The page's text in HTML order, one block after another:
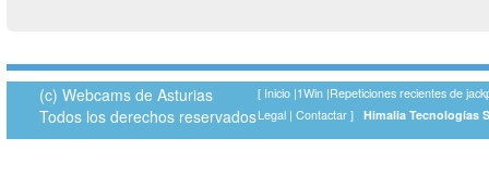
(c) Webcams de Asturias
Todos los derechos reservados
[ Inicio |1Win |Repeticiones recientes de
Legal | Contactar Himalia Tecnologías